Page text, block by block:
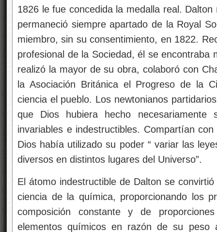
1826 le fue concedida la medalla real. Dalton
permaneció siempre apartado de la Royal
miembro, sin su consentimiento, en 1822.
profesional de la Sociedad, él se encontraba
realizó la mayor de su obra, colaboró con
la Asociación Británica el Progreso de la
ciencia el pueblo. Los newtonianos
que Dios hubiera hecho necesariamente
invariables e indestructibles. Compartían
Dios había utilizado su poder “ variar las
diversos en distintos lugares del Universo”.
El átomo indestructible de Dalton se
ciencia de la química, proporcionando los
composición constante y de
elementos químicos en razón de su peso